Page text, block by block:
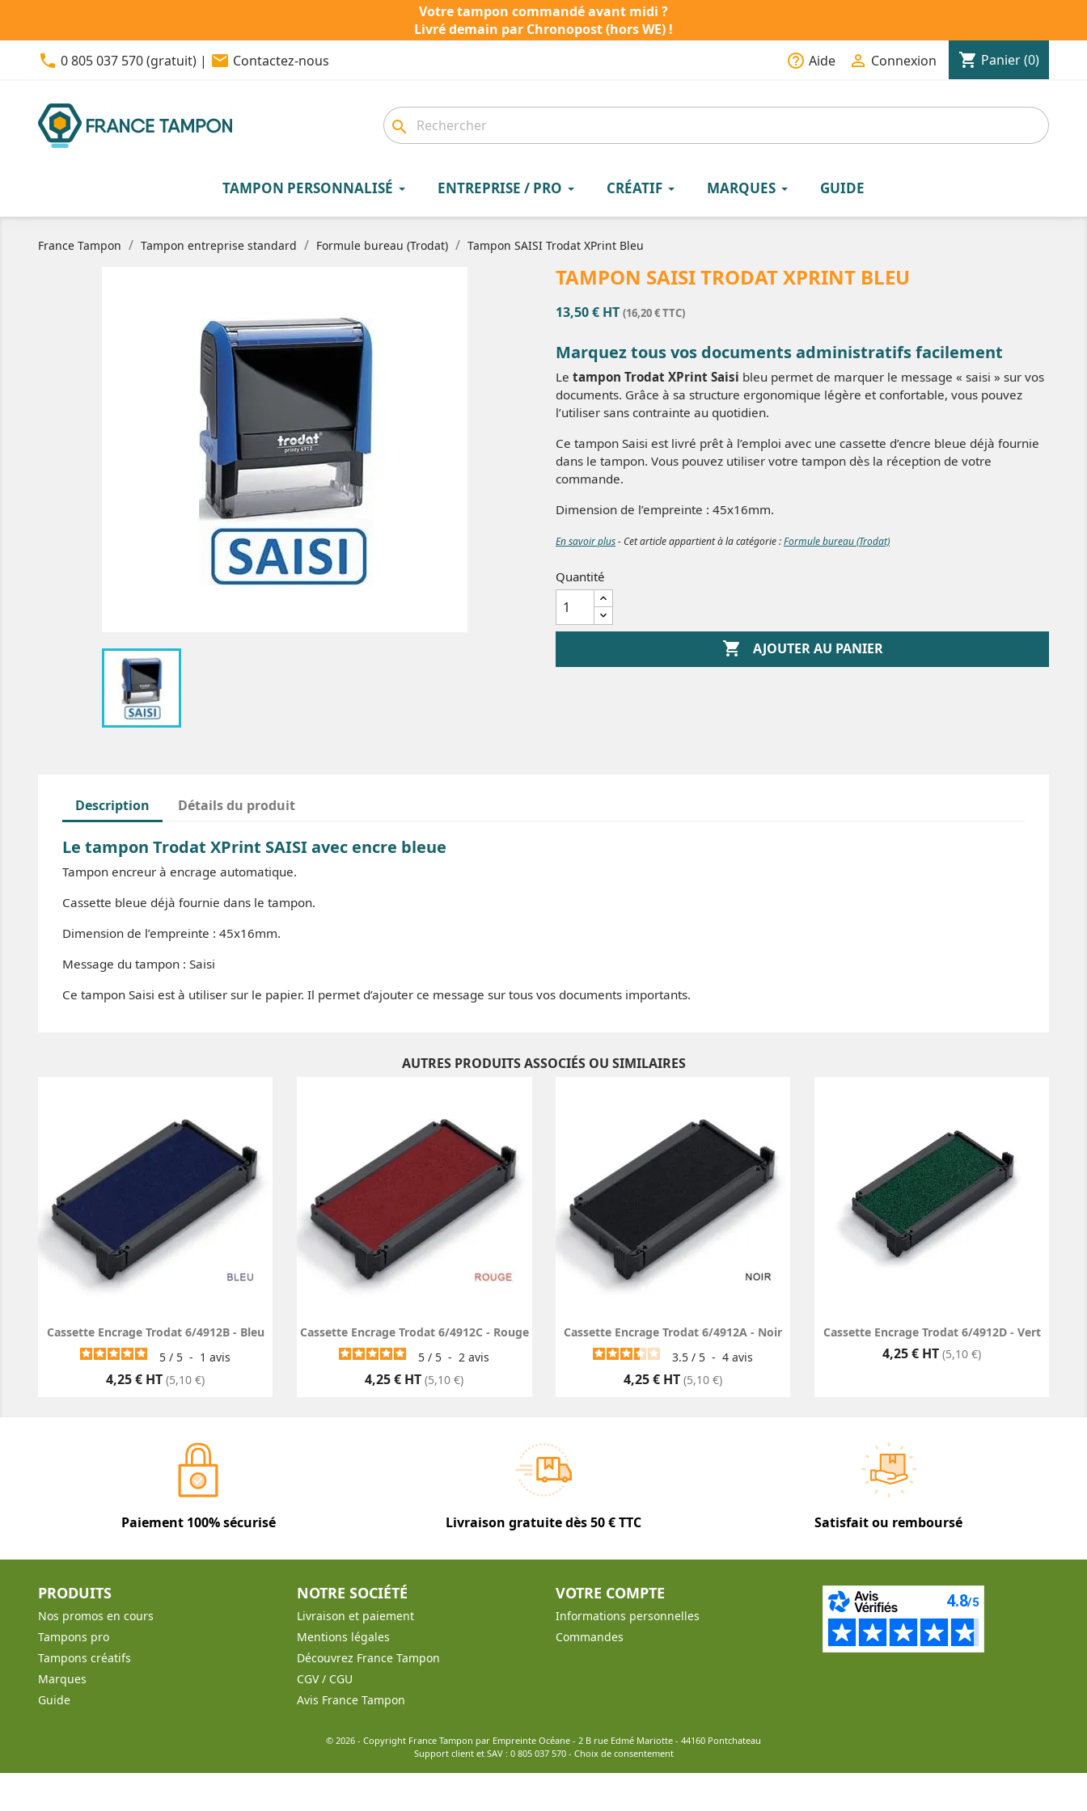
Votre tampon commandé avant midi ?
Livré demain par Chronopost (hors WE) !
phone 0 805 037 570 (gratuit) | email Contactez-nous help_outline Aide  Connexion shopping_cart Panier(0)
search
TAMPON PERSONNALISÉ ENTREPRISE / PRO CRÉATIF MARQUES GUIDE
France Tampon Tampon entreprise standard Formule bureau (Trodat) Tampon SAISI Trodat XPrint Bleu
TAMPON SAISI TRODAT XPRINT BLEU
13,50 € HT (16,20 € TTC)
Marquez tous vos documents administratifs facilement
Le tampon Trodat XPrint Saisi bleu permet de marquer le message « saisi » sur vos
documents. Grâce à sa structure ergonomique légère et confortable, vous pouvez
l’utiliser sans contrainte au quotidien.
Ce tampon Saisi est livré prêt à l’emploi avec une cassette d’encre bleue déjà fournie
dans le tampon. Vous pouvez utiliser votre tampon dès la réception de votre
commande.
Dimension de l’empreinte : 45x16mm.
En savoir plus- Cet article appartient à la catégorie :Formule bureau (Trodat)
Quantité
 AJOUTER AU PANIER
Description Détails du produit
Le tampon Trodat XPrint SAISI avec encre bleue
Tampon encreur à encrage automatique.
Cassette bleue déjà fournie dans le tampon.
Dimension de l’empreinte : 45x16mm.
Message du tampon : Saisi
Ce tampon Saisi est à utiliser sur le papier. Il permet d’ajouter ce message sur tous vos documents importants.
AUTRES PRODUITS ASSOCIÉS OU SIMILAIRES
Cassette Encrage Trodat 6/4912B - Bleu
5 / 5 - 1 avis
Prix
4,25 € HT (5,10 €)
Cassette Encrage Trodat 6/4912C - Rouge
5 / 5 - 2 avis
Prix
4,25 € HT (5,10 €)
Cassette Encrage Trodat 6/4912A - Noir
3.5 / 5 - 4 avis
Prix
4,25 € HT (5,10 €)
Cassette Encrage Trodat 6/4912D - Vert
Prix
4,25 € HT (5,10 €)
Paiement 100% sécurisé Livraison gratuite dès 50 € TTC Satisfait ou remboursé
PRODUITS
Nos promos en cours
Tampons pro
Tampons créatifs
Marques
Guide
NOTRE SOCIÉTÉ
Livraison et paiement
Mentions légales
Découvrez France Tampon
CGV / CGU
Avis France Tampon
VOTRE COMPTE
Informations personnelles
Commandes
© 2026 - Copyright France Tampon par Empreinte Océane - 2 B rue Edmé Mariotte - 44160 Pontchateau
Support client et SAV : 0 805 037 570- Choix de consentement